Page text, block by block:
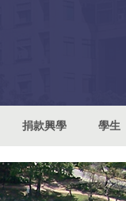
捐款興學 學生